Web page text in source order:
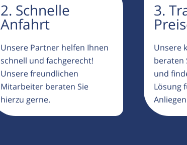
2. Schnelle
Anfahrt
Unsere Partner helfen Ihnen
schnell und fachgerecht!
Unsere freundlichen
Mitarbeiter beraten Sie
hierzu gerne.
3.
Unsere
beraten
und
Lösung